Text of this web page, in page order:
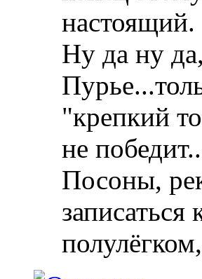
настоящий.
Ну да ну
"крепкий
не
Посоны,